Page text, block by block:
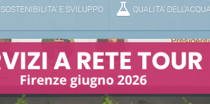
SOSTENIBILITA' E SVILUPPO QUALITA’